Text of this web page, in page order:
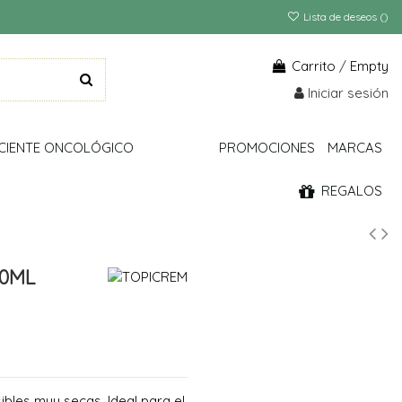
Lista de deseos ()
Carrito / Empty
Iniciar sesión
ONCOLÓGICO MARCAS
PROMOCIONES
REGALOS